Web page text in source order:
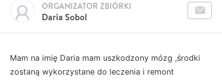
Daria Sobol
ORGANIZATOR ZBIÓRKI
Mam na imię Daria mam uszkodzony mózg ,środki
zostaną wykorzystane do leczenia i remont